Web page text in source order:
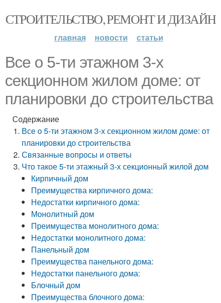
СТРОИТЕЛЬСТВО, РЕМОНТ И ДИЗАЙН
главная новости статьи
Все о 5-ти этажном 3-х
секционном жилом доме: от
планировки до строительства
Содержание
Все о 5-ти этажном 3-х секционном жилом доме: от
планировки до строительства
Связанные вопросы и ответы
Что такое 5-ти этажный 3-х секционный жилой дом
Кирпичный дом
Преимущества кирпичного дома:
Недостатки кирпичного дома:
Монолитный дом
Преимущества монолитного дома:
Недостатки монолитного дома:
Панельный дом
Преимущества панельного дома:
Недостатки панельного дома:
Блочный дом
Преимущества блочного дома: